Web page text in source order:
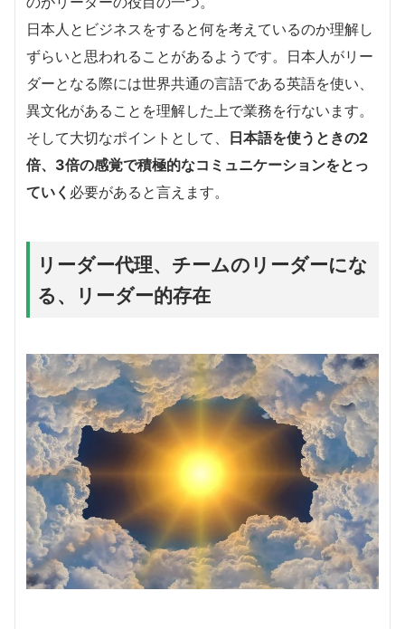
日本人とビジネスをすると何を考えているのか理解し
ずらいと思われることがあるようです。日本人がリー
ダーとなる際には世界共通の言語である英語を使い、
異文化があることを理解した上で業務を行ないます。
そして大切なポイントとして、
日本語を使うときの2
倍、3倍の感覚で積極的なコミュニケーションをとっ
ていく 必要があると言えます。
リーダー代理、チームのリーダーにな
る、リーダー的存在